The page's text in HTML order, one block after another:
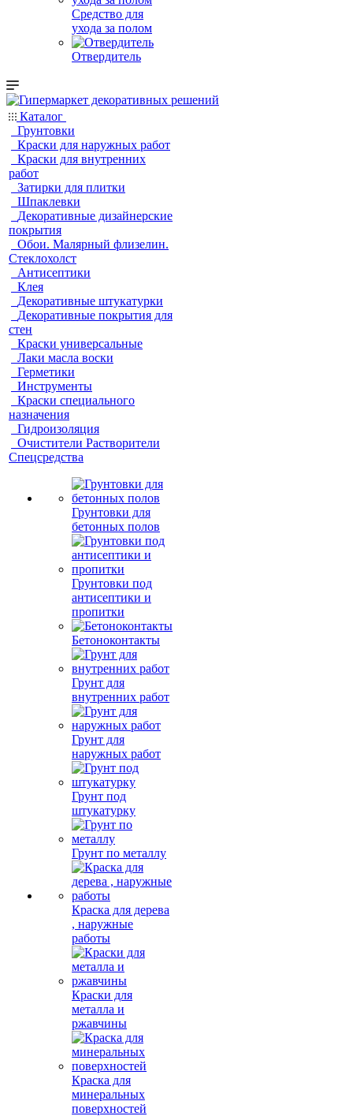
Средство для
ухода за полом
Отвердитель
Каталог
Грунтовки
Краски для наружных работ
Краски для внутренних
работ
Затирки для плитки
Шпаклевки
Декоративные дизайнерские
покрытия
Обои. Малярный флизелин.
Стеклохолст
Антисептики
Клея
Декоративные штукатурки
Декоративные покрытия для
стен
Краски универсальные
Лаки масла воски
Герметики
Инструменты
Краски специального
назначения
Гидроизоляция
Очистители Растворители
Спецсредства
Грунтовки для
бетонных полов
Грунтовки под
антисептики и
пропитки
Бетоноконтакты
Грунт для
внутренних работ
Грунт для
наружных работ
Грунт под
штукатурку
Грунт по металлу
Краска для дерева
, наружные
работы
Краски для
металла и
ржавчины
Краска для
минеральных
поверхностей